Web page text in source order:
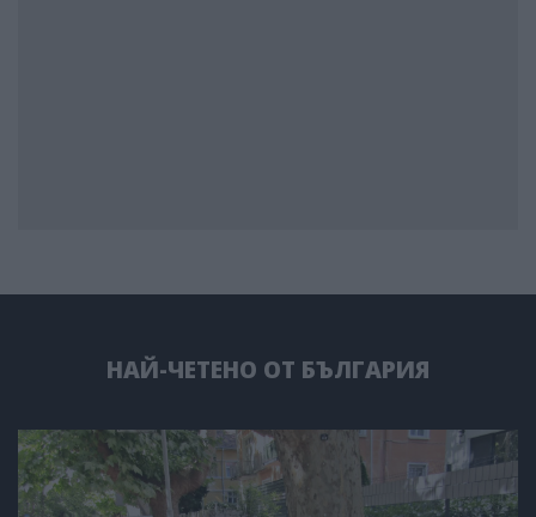
НАЙ-ЧЕТЕНО ОТ БЪЛГАРИЯ